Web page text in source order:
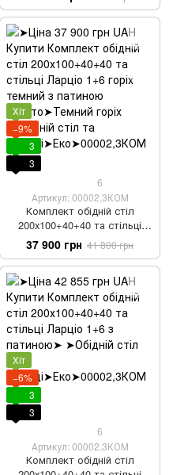
200х100+40+40
Хіт
−9%
3
3
6
Артикул: 00002,3КОМ
Комплект обідній стіл
200х100+40+40 та стільці
Ларціо 1+6 горіх темний з
патиною золото
37 900 грн 41 800 грн
Хіт
−6%
3
3
6
Артикул: 00002,3КОМ
Комплект обідній стіл